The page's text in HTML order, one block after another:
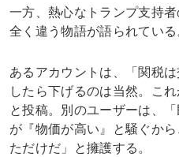
一方、熱心なトランプ支持者
全く違う物語が語られている
あるアカウントは、「関税
したら下げるのは当然。こ
と投稿。別のユーザーは、
が『物価が高い』と騒ぐか
ただけだ」と擁護する。